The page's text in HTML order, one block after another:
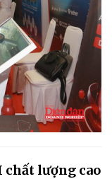
chất lượng cao